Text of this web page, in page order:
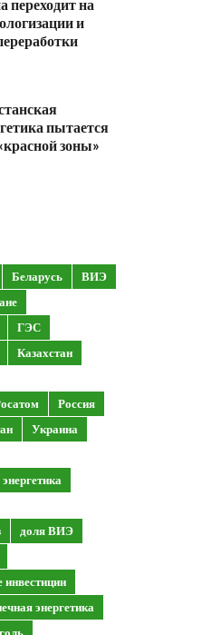
переходит на
и
пытается
зоны»
Беларусь
ВИЭ
ГЭС
Казахстан
Россия
Украина
доля ВИЭ
инвестиции
энергетика